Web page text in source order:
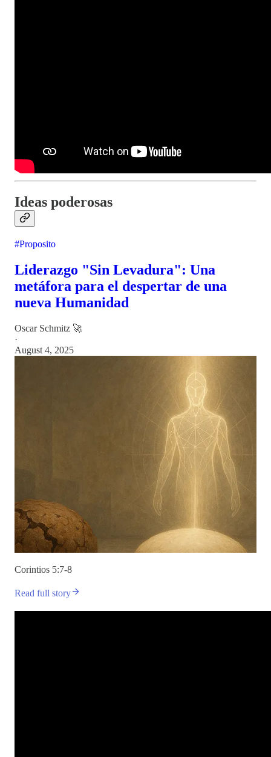
Ideas poderosas
#Proposito
Liderazgo "Sin Levadura": Una
metáfora para el despertar de una
nueva Humanidad
Oscar Schmitz 🚀
·
August 4, 2025
Corintios 5:7-8
Read full story